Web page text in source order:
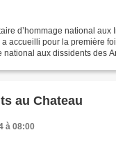
d’hommage national aux
accueilli pour la première
national aux dissidents des
au Chateau
à 08:00